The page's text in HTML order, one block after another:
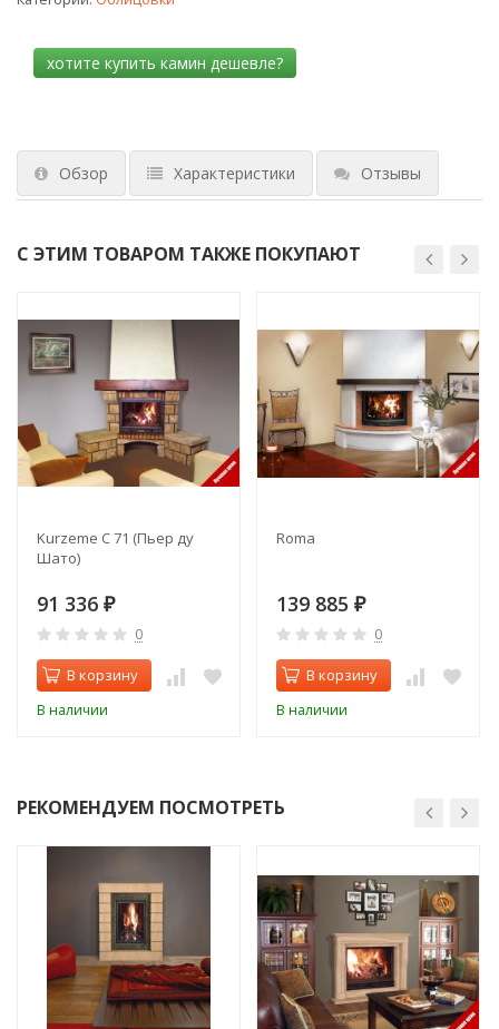
Обзор Характеристики Отзывы
С ЭТИМ ТОВАРОМ ТАКЖЕ ПОКУПАЮТ
Kurzeme C 71 (Пьер ду
Шато)
91 336 ₽
0
В корзину
В наличии
Roma
139 885 ₽
0
В корзину
В наличии
РЕКОМЕНДУЕМ ПОСМОТРЕТЬ